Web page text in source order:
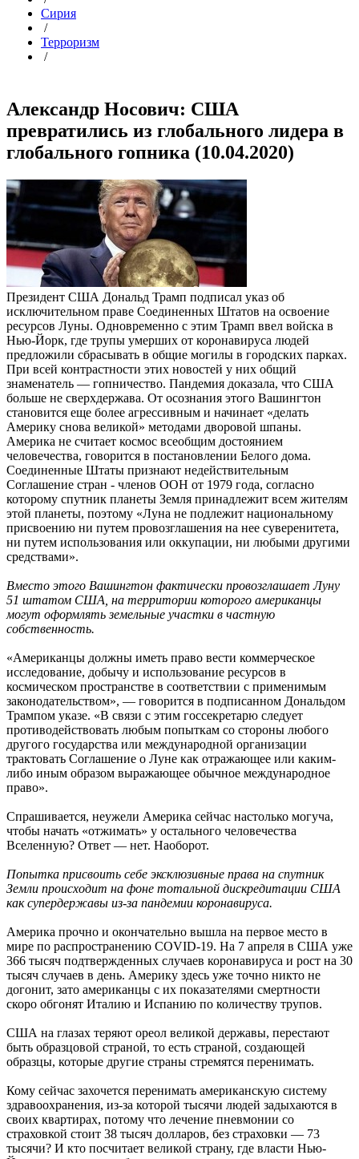
Сирия
/
Терроризм
/
Александр Носович: США
превратились из глобального лидера в
глобального гопника (10.04.2020)
Президент США Дональд Трамп подписал указ об
исключительном праве Соединенных Штатов на освоение
ресурсов Луны. Одновременно с этим Трамп ввел войска в
Нью-Йорк, где трупы умерших от коронавируса людей
предложили сбрасывать в общие могилы в городских парках.
При всей контрастности этих новостей у них общий
знаменатель — гопничество. Пандемия доказала, что США
больше не сверхдержава. От осознания этого Вашингтон
становится еще более агрессивным и начинает «делать
Америку снова великой» методами дворовой шпаны.
Америка не считает космос всеобщим достоянием
человечества, говорится в постановлении Белого дома.
Соединенные Штаты признают недействительным
Соглашение стран - членов ООН от 1979 года, согласно
которому спутник планеты Земля принадлежит всем жителям
этой планеты, поэтому «Луна не подлежит национальному
присвоению ни путем провозглашения на нее суверенитета,
ни путем использования или оккупации, ни любыми другими
средствами».
Вместо этого Вашингтон фактически провозглашает Луну
51 штатом США, на территории которого американцы
могут оформлять земельные участки в частную
собственность.
«Американцы должны иметь право вести коммерческое
исследование, добычу и использование ресурсов в
космическом пространстве в соответствии с применимым
законодательством», — говорится в подписанном Дональдом
Трампом указе. «В связи с этим госсекретарю следует
противодействовать любым попыткам со стороны любого
другого государства или международной организации
трактовать Соглашение о Луне как отражающее или каким-
либо иным образом выражающее обычное международное
право».
Спрашивается, неужели Америка сейчас настолько могуча,
чтобы начать «отжимать» у остального человечества
Вселенную? Ответ — нет. Наоборот.
Попытка присвоить себе эксклюзивные права на спутник
Земли происходит на фоне тотальной дискредитации США
как супердержавы из-за пандемии коронавируса.
Америка прочно и окончательно вышла на первое место в
мире по распространению COVID-19. На 7 апреля в США уже
366 тысяч подтвержденных случаев коронавируса и рост на 30
тысяч случаев в день. Америку здесь уже точно никто не
догонит, зато американцы с их показателями смертности
скоро обгонят Италию и Испанию по количеству трупов.
США на глазах теряют ореол великой державы, перестают
быть образцовой страной, то есть страной, создающей
образцы, которые другие страны стремятся перенимать.
Кому сейчас захочется перенимать американскую систему
здравоохранения, из-за которой тысячи людей задыхаются в
своих квартирах, потому что лечение пневмонии со
страховкой стоит 38 тысяч долларов, без страховки — 73
тысячи? И кто посчитает великой страну, где власти Нью-